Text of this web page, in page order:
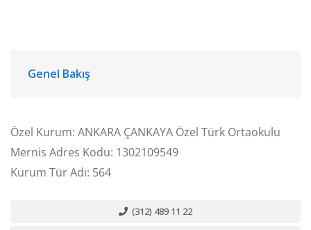
Genel Bakış
Özel Kurum: ANKARA ÇANKAYA Özel Türk Ortaokulu
Mernis Adres Kodu: 1302109549
Kurum Tür Adı: 564
(312) 489 11 22